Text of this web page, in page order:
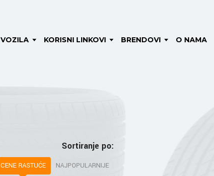
VOZILA KORISNI LINKOVI BRENDOVI O NAMA
Sortiranje po:
CENE RASTUĆE NAJPOPULARNIJE